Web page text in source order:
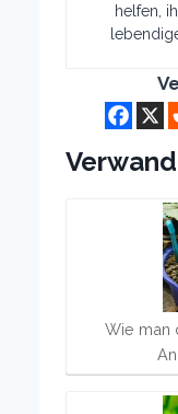
helfen,
Wie man